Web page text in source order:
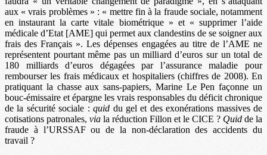
aux « vrais problèmes » : « mettre fin à la fraude sociale, notamment
en instaurant la carte vitale biométrique » et « supprimer l’aide
médicale d’Etat [AME] qui permet aux clandestins de se soigner aux
frais des Français ». Les dépenses engagées au titre de l’AME ne
représentent pourtant même pas un milliard d’euros sur un total de
180 milliards d’euros dégagées par l’assurance maladie pour
rembourser les frais médicaux et hospitaliers (chiffres de 2008). En
pratiquant la chasse aux sans-papiers, Marine Le Pen façonne un
bouc-émissaire et épargne les vrais responsables du déficit chronique
de la sécurité sociale :quid du gel et des exonérations massives de
cotisations patronales, via la réduction Fillon et le CICE ? Quid de la
fraude à l’URSSAF ou de la non-déclaration des accidents du
travail ?